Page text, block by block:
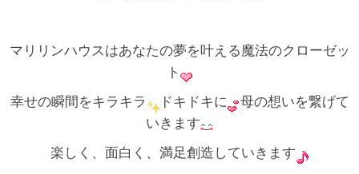
マリリンハウスはあなたの夢を叶える魔法のクローゼッ
ト
幸せの瞬間をキラキラ
ドキドキに
母の想いを繋げて
いきます
楽しく、面白く、満足創造していきます